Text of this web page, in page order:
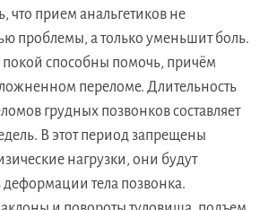
что прием анальгетиков не
проблемы, а только уменьшит боль.
покой способны помочь, причём
переломе. Длительность
грудных позвонков составляет
В этот период запрещены
нагрузки, они будут
деформации тела позвонка.